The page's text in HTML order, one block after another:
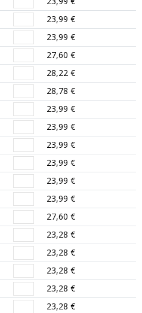
23,99 €
23,99 €
27,60 €
28,22 €
28,78 €
23,99 €
23,99 €
23,99 €
23,99 €
23,99 €
23,99 €
27,60 €
23,28 €
23,28 €
23,28 €
23,28 €
23,28 €